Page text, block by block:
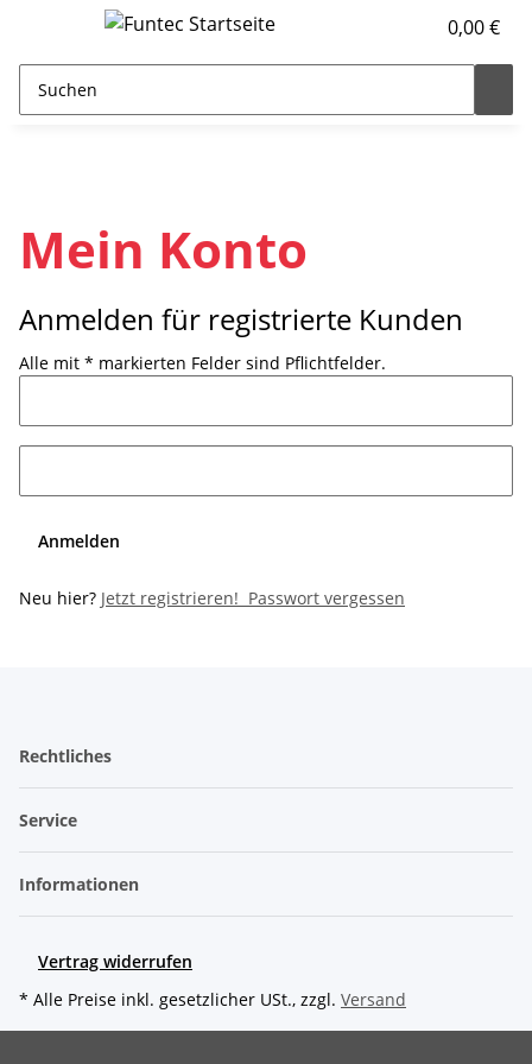
0,00 €
Mein Konto
Anmelden für registrierte Kunden
Alle mit * markierten Felder sind Pflichtfelder.
Anmelden
Neu hier? Jetzt registrieren! Passwort vergessen
Rechtliches
Service
Informationen
Vertrag widerrufen
* Alle Preise inkl. gesetzlicher USt., zzgl. Versand